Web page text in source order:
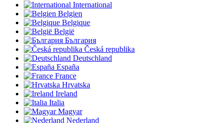
International
Belgien
Belgique
België
България
Česká republika
Deutschland
España
France
Hrvatska
Ireland
Italia
Magyar
Nederland